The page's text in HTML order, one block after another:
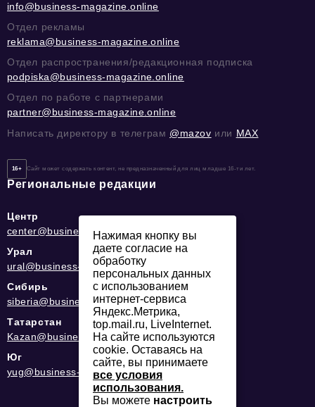
info@business-magazine.online
Отдел рекламы
reklama@business-magazine.online
Отдел распространения/редакционная подписка
podpiska@business-magazine.online
Отдел по работе с партнерами
partner@business-magazine.online
Написать директору в телеграм @mazov или MAX
16+ Сайт может содержать контент, не предназначенный для лиц младше 16-ти лет.
Региональные редакции
Центр
center@business-magazine.online
Урал
ural@business-magazine.online
Сибирь
siberia@business-magazine.online
Татарстан
Kazan@business-magazine.online
Юг
yug@business-magazine.online
Нажимая кнопку вы
даете согласие на
обработку
персональных данных
с использованием
интернет-сервиса
Яндекс.Метрика,
top.mail.ru, LiveInternet.
На сайте используются
cookie. Оставаясь на
сайте, вы принимаете
все условия
использования.
Вы можете настроить